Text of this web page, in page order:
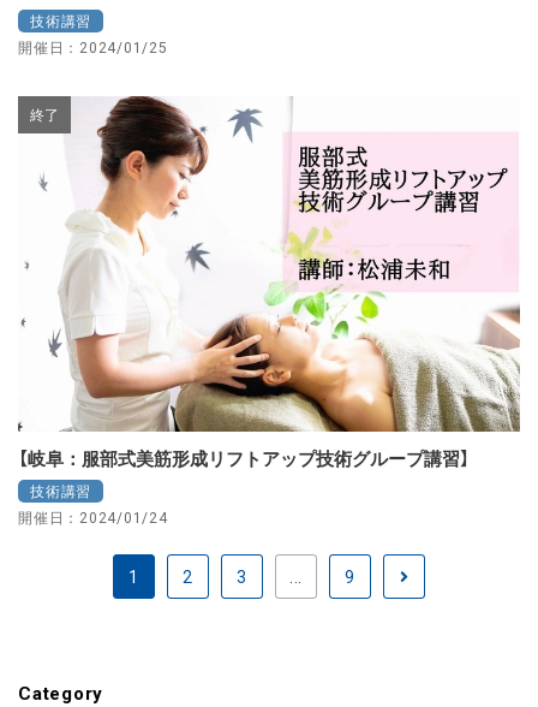
技術講習
開催日：2024/01/25
終了
【岐阜：服部式美筋形成リフトアップ技術グループ講習】
技術講習
開催日：2024/01/24
1 2 3 9
Category